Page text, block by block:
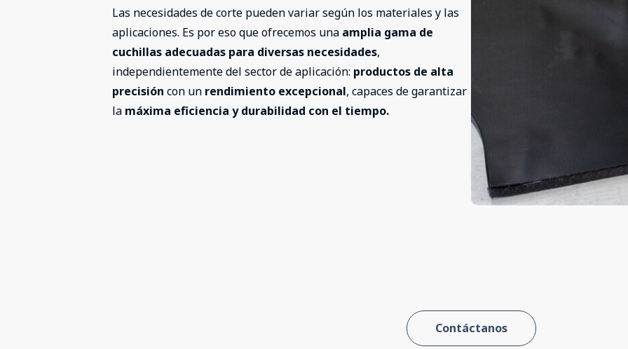
Las necesidades de corte pueden variar según los materiales y las
aplicaciones. Es por eso que ofrecemos una amplia gama de
cuchillas adecuadas para diversas necesidades,
independientemente del sector de aplicación: productos de alta
precisión con un rendimiento excepcional, capaces de garantizar
la máxima eficiencia y durabilidad con el tiempo.
Contáctanos